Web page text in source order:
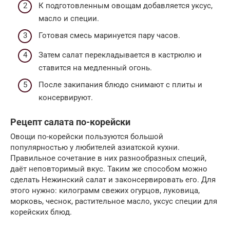
К подготовленным овощам добавляется уксус,
масло и специи.
Готовая смесь маринуется пару часов.
Затем салат перекладывается в кастрюлю и
ставится на медленный огонь.
После закипания блюдо снимают с плиты и
консервируют.
Рецепт салата по-корейски
Овощи по-корейски пользуются большой
популярностью у любителей азиатской кухни.
Правильное сочетание в них разнообразных специй,
даёт неповторимый вкус. Таким же способом можно
сделать Нежинский салат и законсервировать его. Для
этого нужно: килограмм свежих огурцов, луковица,
морковь, чеснок, растительное масло, уксус специи для
корейских блюд.